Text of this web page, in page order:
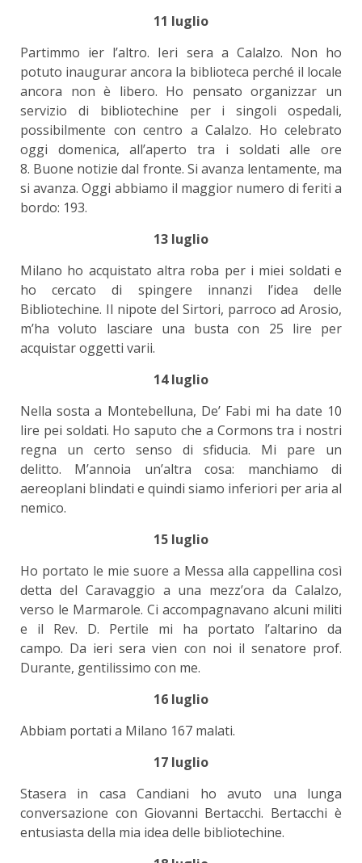
11 luglio
Partimmo ier l’altro. Ieri sera a Calalzo. Non ho
potuto inaugurar ancora la biblioteca perché il locale
ancora non è libero. Ho pensato organizzar un
servizio di bibliotechine per i singoli ospedali,
possibilmente con centro a Calalzo. Ho celebrato
oggi domenica, all’aperto tra i soldati alle ore
8. Buone notizie dal fronte. Si avanza lentamente, ma
si avanza. Oggi abbiamo il maggior numero di feriti a
bordo: 193.
13 luglio
Milano ho acquistato altra roba per i miei soldati e
ho cercato di spingere innanzi l’idea delle
Bibliotechine. Il nipote del Sirtori, parroco ad Arosio,
m’ha voluto lasciare una busta con 25 lire per
acquistar oggetti varii.
14 luglio
Nella sosta a Montebelluna, De’ Fabi mi ha date 10
lire pei soldati. Ho saputo che a Cormons tra i nostri
regna un certo senso di sfiducia. Mi pare un
delitto. M’annoia un’altra cosa: manchiamo di
aereoplani blindati e quindi siamo inferiori per aria al
nemico.
15 luglio
Ho portato le mie suore a Messa alla cappellina così
detta del Caravaggio a una mezz’ora da Calalzo,
verso le Marmarole. Ci accompagnavano alcuni militi
e il Rev. D. Pertile mi ha portato l’altarino da
campo. Da ieri sera vien con noi il senatore prof.
Durante, gentilissimo con me.
16 luglio
Abbiam portati a Milano 167 malati.
17 luglio
Stasera in casa Candiani ho avuto una lunga
conversazione con Giovanni Bertacchi. Bertacchi è
entusiasta della mia idea delle bibliotechine.